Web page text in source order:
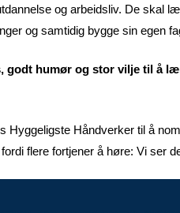
og arbeidsliv. De skal
og samtidig bygge sin egen
godt humør og stor vilje til å
Hyggeligste Håndverker til å
flere fortjener å høre: Vi ser